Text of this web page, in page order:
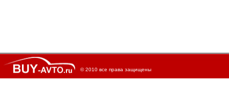
© 2010 все права защищены